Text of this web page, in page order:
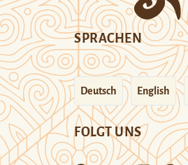
SPRACHEN
Deutsch English
FOLGT UNS